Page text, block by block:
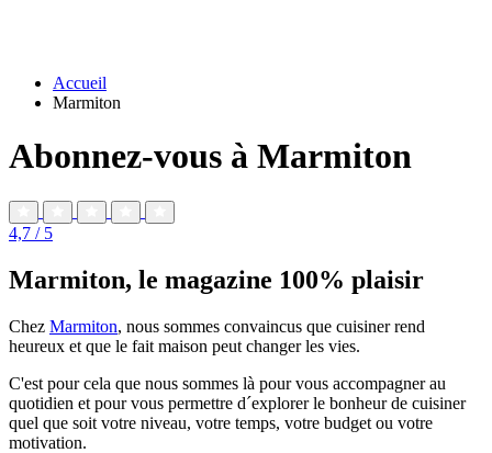
Accueil
Marmiton
Abonnez-vous à Marmiton
4,7 / 5
Marmiton, le magazine 100% plaisir
Chez Marmiton, nous sommes convaincus que cuisiner rend
heureux et que le fait maison peut changer les vies.
C'est pour cela que nous sommes là pour vous accompagner au
quotidien et pour vous permettre d´explorer le bonheur de cuisiner
quel que soit votre niveau, votre temps, votre budget ou votre
motivation.